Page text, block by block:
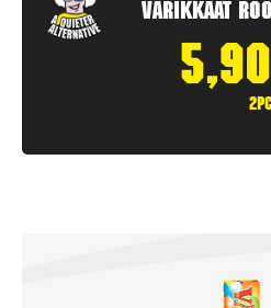
Värikkäät
5,90